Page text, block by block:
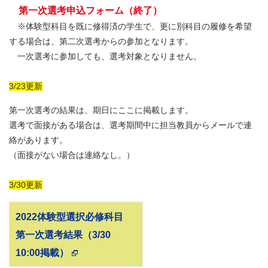
第一次選考申込フォーム（終了）
※体験型科目を既に修得済の学生で、更に別科目の履修を希望
する場合は、第二次選考からの参加となります。
一次選考に参加しても、選考対象となりません。
3/23更新
第一次選考の結果は、期日にここに掲載します。
選考で面接がある場合は、選考期間中に担当教員からメールで連
絡があります。
（面接がない場合は連絡なし。）
3/30更新
2022体験型選択必修科目
第一次選考結果（3/30
10:00掲載）